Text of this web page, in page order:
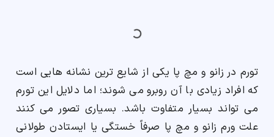
تورم در زانو و مچ پا یکی از شایع ترین نشانه هایی است
که افراد زیادی با آن روبرو می شوند؛ اما دلایل این تورم
می تواند بسیار متفاوت باشد. بسیاری تصور می کنند
علت ورم زانو و مچ پا صرفاً خستگی یا ایستادن طولانی
قدرت گرفته از همیارسیستم